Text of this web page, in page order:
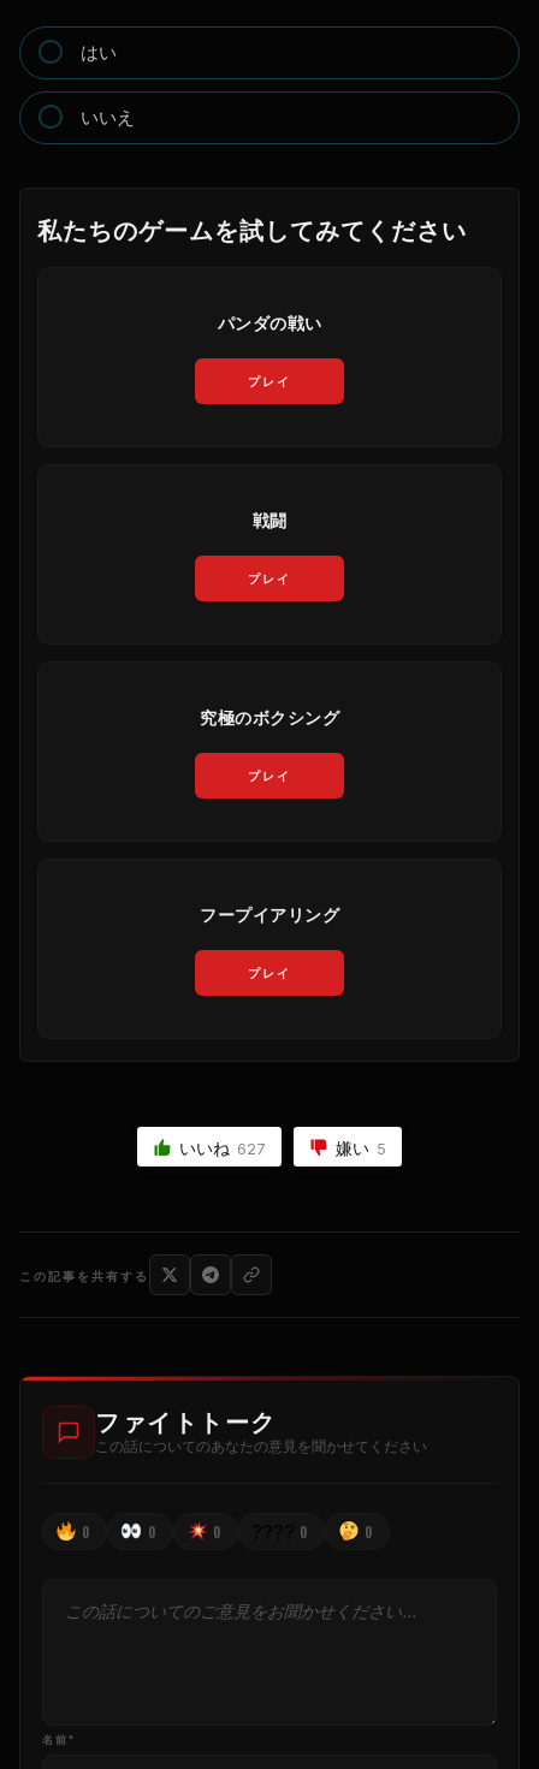
はい
いいえ
私たちのゲームを試してみてください
パンダの戦い
プレイ
戦闘
プレイ
究極のボクシング
プレイ
フープイアリング
プレイ
いいね 627 嫌い 5
この記事を共有する
ファイトトーク
この話についてのあなたの意見を聞かせてください
0 0 0 0 0
名前*